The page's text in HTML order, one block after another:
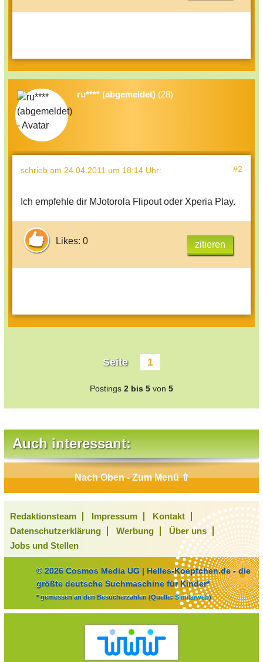
ru**** (abgemeldet) (28)
schrieb am 24.04.2011 um 18:14 Uhr: #2
Ich empfehle dir MJotorola Flipout oder Xperia Play.
Likes: 0 zitieren
Seite 1
Postings 2 bis 5 von 5
Auch interessant:
Nach Oben - Zum Menü ⇧
Redaktionsteam Impressum
Kontakt
Datenschutzerklärung
Werbung
Über uns
Jobs und Stellen
© 2026 Cosmos Media UG | Helles-Koepfchen.de - die
größte deutsche Suchmaschine für Kinder*
* gemessen an den Besucherzahlen (Quelle: Similarweb)